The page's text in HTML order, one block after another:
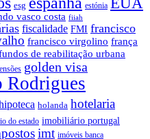
esg estónia
vasco costa fiiah
fiscalidade FMI francisco
francisco virgolino frança
de reabilitação urbana
golden visa
Rodrigues
holanda hotelaria
do estado imobiliário portugal
imt imóveis banca